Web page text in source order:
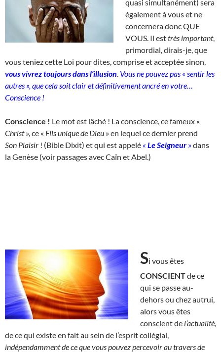
quasi simultanément) sera
également à vous et ne
concernera donc QUE
VOUS. Il esttrès important,
primordial, dirais-je, que
vous teniez cette Loi pour dites, comprise et acceptée sinon,
vous vivrez toujours dans l’illusion Vous ne pouvez pas « sentir les
autres », que cela soit clair et définitivement ancré en votre…
Conscience !
Conscience ! Le mot est lâché ! La conscience, ce fameux «
Christ», ce « Fils unique de Dieu » en lequel ce dernier prend
Son Plaisir ! (Bible Dixit) et qui est appelé « Le Seigneur »dans
la Genèse (voir passages avec Caïn et Abel.)
Si vous êtes
CONSCIENTde ce
qui se passe au-
dehors ou chez autrui,
alors vous êtes
conscient de l’actualité
de ce qui existe en fait au sein de l’esprit collégial,
indépendamment de ce que vous pouvez percevoir au travers de